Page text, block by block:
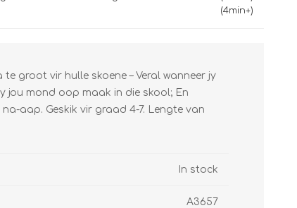
(4min+)
groot vir hulle skoene – Veral wanneer jy
jou mond oop maak in die skool; En
aap. Geskik vir graad 4-7. Lengte van
In stock
A3657